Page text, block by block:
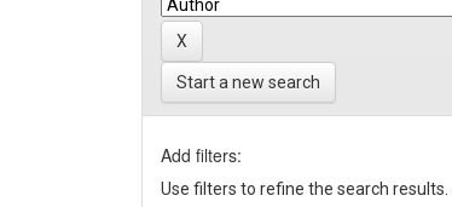
Start a new search
Add filters:
Use filters to refine the search results.